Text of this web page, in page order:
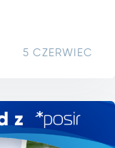
5 CZERWIEC